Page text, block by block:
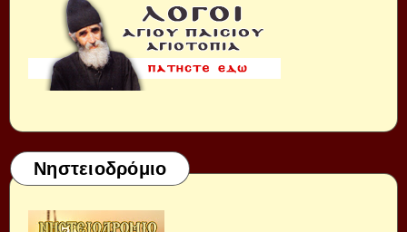
Νηστειοδρόμιο